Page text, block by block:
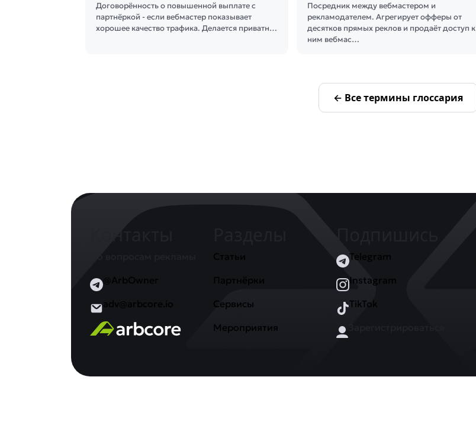
Договорённость о повышенной выплате с
партнёркой - если вебмастер показывает
хорошее качество трафика. Делается приватн…
Посредник между вебмастером и
рекламодателем. Агрегирует офферы от
десятков прямых реклов и продаёт доступ к
ним вебмас…
← Все термины глоссария
@ArbOwner
adv@arbcore.io
Статьи
Партнёрки
Сервисы
Мероприятия
Telegram
Instagram
TikTok